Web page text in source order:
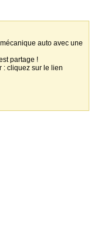
auto avec une
partage !
: cliquez sur le lien